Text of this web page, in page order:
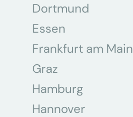
Dortmund
Essen
Frankfurt am Main
Graz
Hamburg
Hannover